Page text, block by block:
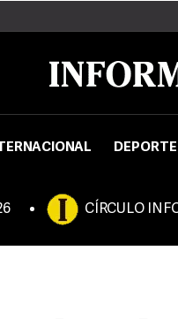
DEPORTE
CÍRCULO